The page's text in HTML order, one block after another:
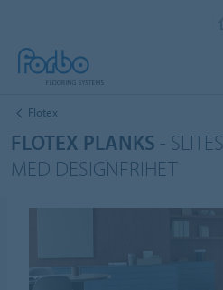
Flotex
FLOTEX PLANKS -
MED DESIGNFRIHET